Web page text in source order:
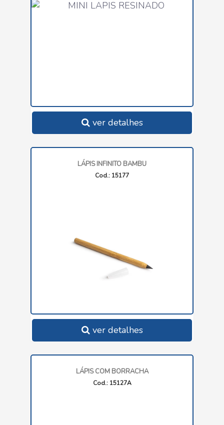
ver detalhes
LÁPIS INFINITO BAMBU
Cod.: 15177
ver detalhes
LÁPIS COM BORRACHA
Cod.: 15127A